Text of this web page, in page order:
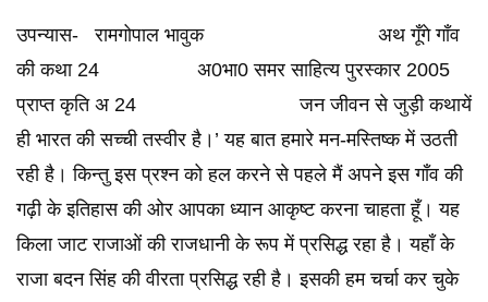
उपन्यास- रामगोपाल भावुक अथ गूँगे गॉंव
की कथा 24 अ0भा0 समर साहित्य पुरस्कार 2005
प्राप्त कृति अ 24 जन जीवन से जुड़ी कथायें
ही भारत की सच्ची तस्वीर है।’ यह बात हमारे मन-मस्तिष्क में उठती
रही है। किन्तु इस प्रश्न को हल करने से पहले मैं अपने इस गाँव की
गढ़ी के इतिहास की ओर आपका ध्यान आकृष्ट करना चाहता हूँ। यह
किला जाट राजाओं की राजधानी के रूप में प्रसिद्ध रहा है। यहाँ के
राजा बदन सिंह की वीरता प्रसिद्ध रही है। इसकी हम चर्चा कर चुके